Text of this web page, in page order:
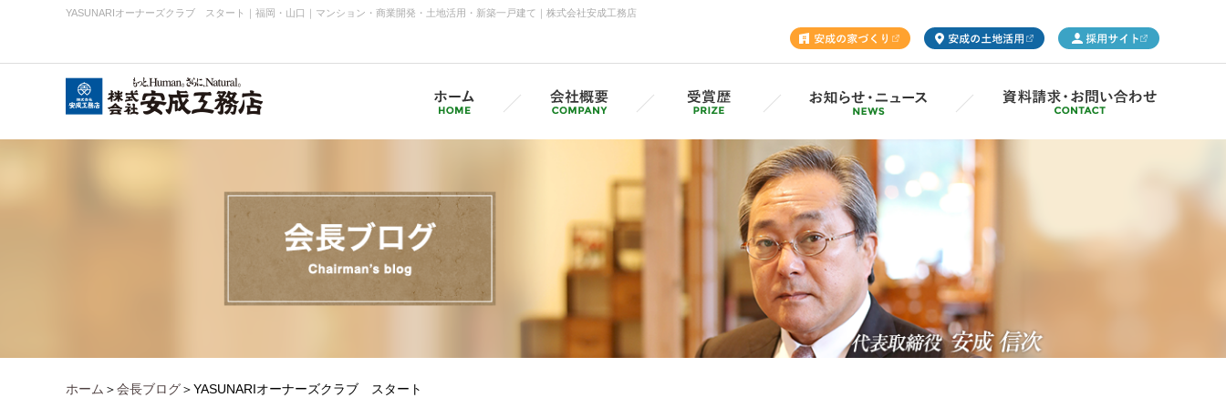
YASUNARIオーナーズクラブ スタート ｜ 福岡・山口｜マンション・商業開発・土地活用・新築一戸建て｜株式会社安成工務店
安成工務店・各支店 グループ概要
事業内容実績 SDGsの取り組み
採用情報（採用サイトへ）
ホーム ＞会長ブログ＞YASUNARIオーナーズクラブ スタート